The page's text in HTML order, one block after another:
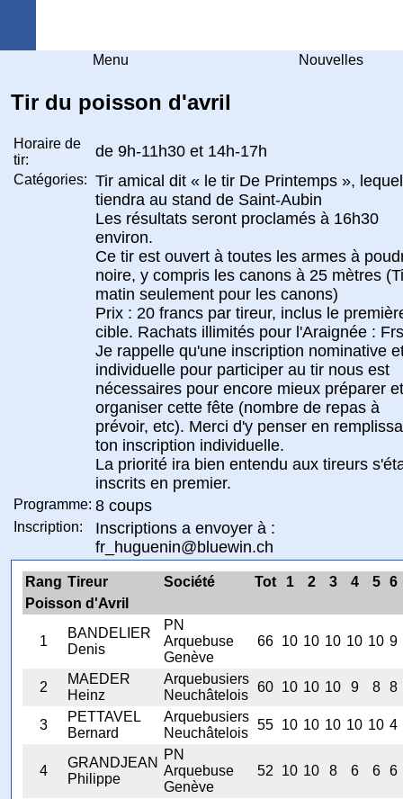
Menu Nouvelles
Tir du poisson d'avril
Horaire de
tir:
de 9h-11h30 et 14h-17h
Catégories: Tir amical dit « le tir De Printemps »,
tiendra au stand de Saint-Aubin
Les résultats seront proclamés à 16h30
environ.
Ce tir est ouvert à toutes les armes à
noire, y compris les canons à 25 mètres
matin seulement pour les canons)
Prix : 20 francs par tireur, inclus le
cible. Rachats illimités pour l'Araignée :
Je rappelle qu'une inscription nominative
individuelle pour participer au tir nous est
nécessaires pour encore mieux préparer et
organiser cette fête (nombre de repas à
prévoir, etc). Merci d'y penser en
ton inscription individuelle.
La priorité ira bien entendu aux tireurs
inscrits en premier.
Programme: 8 coups
Inscription:
Inscriptions a envoyer à :
fr_huguenin@bluewin.ch
Rang Tireur Société Tot 1 2 3 4 5
6
Poisson d'Avril
1
BANDELIER
Denis
PN
Arquebuse
Genève
66 10 10 10 10 10 9
2
MAEDER
Heinz
Arquebusiers
Neuchâtelois
60 10 10 10 9 8 8
3
PETTAVEL
Bernard
Arquebusiers
Neuchâtelois
55 10 10 10 10 10 4
4
GRANDJEAN
Philippe
PN
Arquebuse
Genève
52 10 10 8 6 6 6